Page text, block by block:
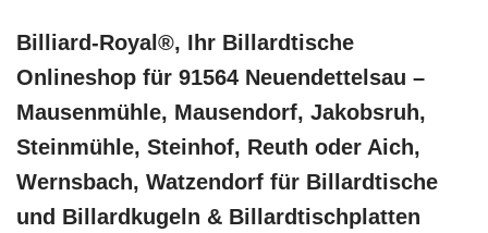
Billiard-Royal®, Ihr Billardtische
Onlineshop für 91564 Neuendettelsau –
Mausenmühle, Mausendorf, Jakobsruh,
Steinmühle, Steinhof, Reuth oder Aich,
Wernsbach, Watzendorf für Billardtische
und Billardkugeln & Billardtischplatten